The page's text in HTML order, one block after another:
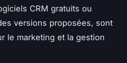
CRM gratuits ou
versions proposées, sont
le marketing et la gestion